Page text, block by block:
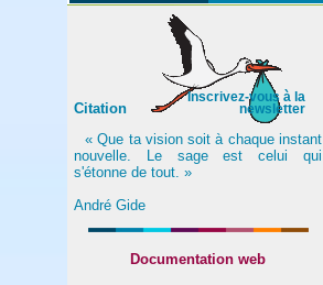
Citation
« Que ta vision soit à chaque instant
nouvelle. Le sage est celui qui
s'étonne de tout. »
André Gide
Documentation web
Inscrivez-vous à la
newsletter